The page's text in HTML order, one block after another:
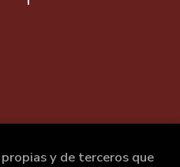
y de terceros que